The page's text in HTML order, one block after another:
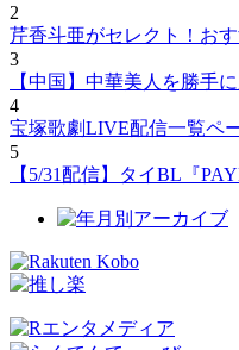
2
芹香斗亜がセレクト！お
3
【中国】中華美人を勝手
4
宝塚歌劇LIVE配信一覧ペ
5
【5/31配信】タイBL『